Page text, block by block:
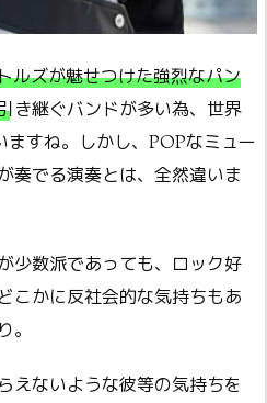
ルズが魅せつけた強烈なパン
き継ぐバンドが多い為、世界
すね。しかし、POPなミュー
奏でる演奏とは、全然違いま
少数派であっても、ロック好
こかに反社会的な気持ちもあ
えないような彼等の気持ちを